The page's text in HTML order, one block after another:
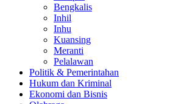
Bengkalis
Inhil
Inhu
Kuansing
Meranti
Pelalawan
Politik & Pemerintahan
Hukum dan Kriminal
Ekonomi dan Bisnis